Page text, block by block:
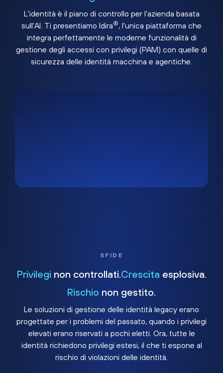
L'identità è il piano di controllo per l'azienda basata
sull'AI. Ti presentiamo Idira®, l'unica piattaforma che
integra perfettamente le moderne funzionalità di
gestione degli accessi con privilegi (PAM) con quelle di
sicurezza delle identità macchina e agentiche.
SFIDE
Privilegi non controllati. Crescita esplosiva.
Rischio non gestito.
Le soluzioni di gestione delle identità legacy erano
progettate per i problemi del passato, quando i privilegi
elevati erano riservati a pochi eletti. Ora, tutte le
identità richiedono privilegi estesi, il che ti espone al
rischio di violazioni delle identità.